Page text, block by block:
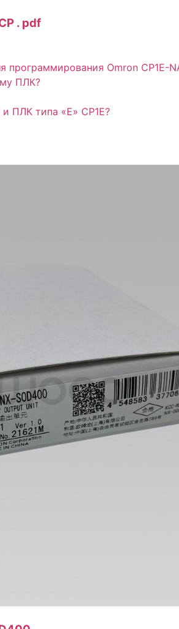
. pdf
программирования Omron CP1E-
ПЛК?
ПЛК типа «E» CP1E?